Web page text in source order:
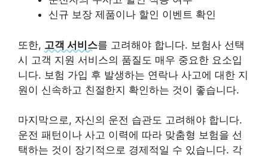
신규 보장 제품이나 할인 이벤트 확인
또한, 고객 서비스를 고려해야 합니다. 보험사 선택
시 고객 지원 서비스의 품질도 매우 중요한 요소입
니다. 보험 가입 후 발생하는 연락나 사고에 대한 지
원이 신속하고 친절한지 확인하는 것이 좋습니다.
마지막으로, 자신의 운전 습관도 고려해야 합니다.
운전 패턴이나 사고 이력에 따라 맞춤형 보험을 선
택하는 것이 장기적으로 경제적일 수 있습니다. 각